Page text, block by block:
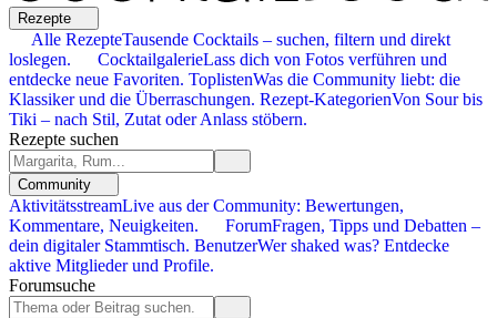
Rezepte
Alle RezepteTausende Cocktails – suchen, filtern und direkt
loslegen.
CocktailgalerieLass dich von Fotos verführen und
entdecke neue Favoriten. ToplistenWas die Community liebt: die
Klassiker und die Überraschungen. Rezept-KategorienVon Sour bis
Tiki – nach Stil, Zutat oder Anlass stöbern.
Rezepte suchen
Community
AktivitätsstreamLive aus der Community: Bewertungen,
Kommentare, Neuigkeiten.
ForumFragen, Tipps und Debatten –
dein digitaler Stammtisch. BenutzerWer shaked was? Entdecke
aktive Mitglieder und Profile.
Forumsuche